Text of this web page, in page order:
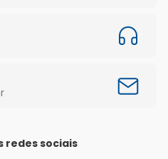
redes sociais